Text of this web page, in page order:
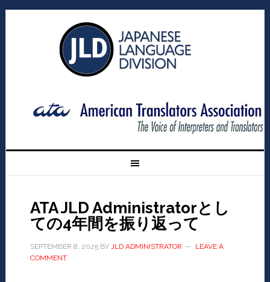
ATA JLD Administratorとし
ての4年間を振り返って
SEPTEMBER 8, 2025BY JLD ADMINISTRATOR
LEAVE A
COMMENT